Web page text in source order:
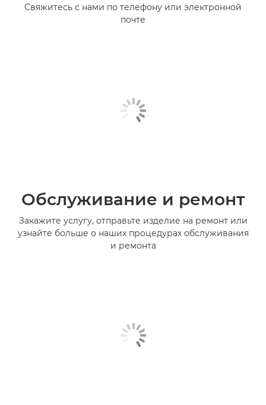
Свяжитесь с нами по телефону или электронной
почте
Обслуживание и ремонт
Закажите услугу, отправьте изделие на ремонт или
узнайте больше о наших процедурах обслуживания
и ремонта